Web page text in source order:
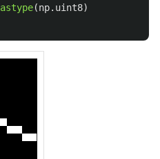
astype(np. uint8)